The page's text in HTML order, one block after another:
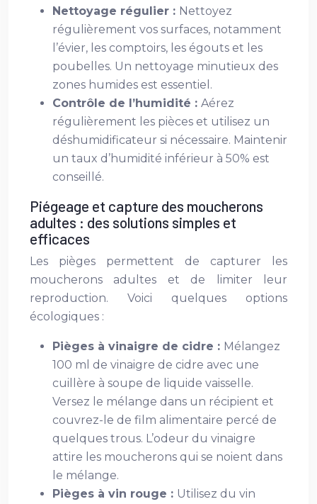
Nettoyage régulier : Nettoyez
régulièrement vos surfaces, notamment
l’évier, les comptoirs, les égouts et les
poubelles. Un nettoyage minutieux des
zones humides est essentiel.
Contrôle de l’humidité : Aérez
régulièrement les pièces et utilisez un
déshumidificateur si nécessaire. Maintenir
un taux d’humidité inférieur à 50% est
conseillé.
Piégeage et capture des moucherons
adultes : des solutions simples et
efficaces
Les pièges permettent de capturer les
moucherons adultes et de limiter leur
reproduction. Voici quelques options
écologiques :
Pièges à vinaigre de cidre : Mélangez
100 ml de vinaigre de cidre avec une
cuillère à soupe de liquide vaisselle.
Versez le mélange dans un récipient et
couvrez-le de film alimentaire percé de
quelques trous. L’odeur du vinaigre
attire les moucherons qui se noient dans
le mélange.
Pièges à vin rouge : Utilisez du vin